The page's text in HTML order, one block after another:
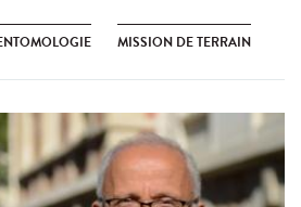
MISSION DE TERRAIN